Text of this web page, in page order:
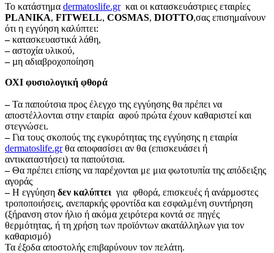
Το κατάστημα dermatoslife.grκαι οι κατασκευάστριες εταιρίες
PLANIKA, FITWELL, COSMAS, DIOTTO,σας επισημαίνουν
ότι η εγγύηση καλύπτει:
–κατασκευαστικά λάθη,
–αστοχία υλικού,
–µη αδιαβροχοποίηση
ΟΧΙ φυσιολογική φθορά
–Τα παπούτσια προς έλεγχο της εγγύησης θα πρέπει να
αποστέλλονται στην εταιρία αφού πρώτα έχουν καθαριστεί και
στεγνώσει.
–Για τους σκοπούς της εγκυρότητας της εγγύησης η εταιρία
dermatoslife.grθα αποφασίσει αν θα (επισκευάσει ή
αντικαταστήσει) τα παπούτσια.
–Θα πρέπει επίσης να παρέχονται με μια φωτοτυπία της απόδειξης
αγοράς
–Η εγγύηση δεν καλύπτει για φθορά, επισκευές ή ανάρμοστες
τροποποιήσεις, ανεπαρκής φροντίδα και εσφαλμένη συντήρηση
(ξήρανση στον ήλιο ή ακόμα χειρότερα κοντά σε πηγές
θερμότητας, ή τη χρήση των προϊόντων ακατάλληλων για τον
καθαρισμό)
Τα έξοδα αποστολής επιβαρύνουν τον πελάτη.